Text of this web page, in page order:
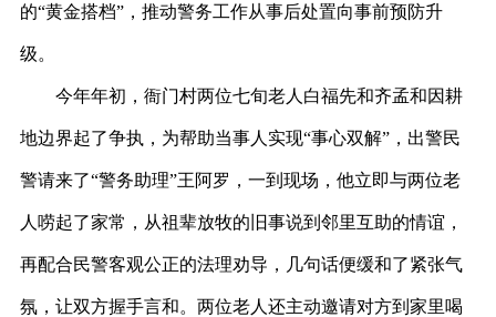
的“黄金搭档”，推动警务工作从事后处置向事前预防升
级。
今年年初，衙门村两位七旬老人白福先和齐孟和因耕
地边界起了争执，为帮助当事人实现“事心双解”，出警民
警请来了“警务助理”王阿罗，一到现场，他立即与两位老
人唠起了家常，从祖辈放牧的旧事说到邻里互助的情谊，
再配合民警客观公正的法理劝导，几句话便缓和了紧张气
氛，让双方握手言和。两位老人还主动邀请对方到家里喝